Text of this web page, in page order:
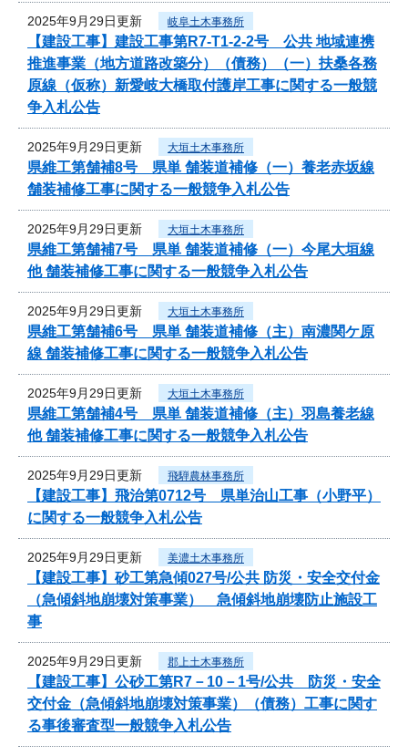
2025年9月29日更新 岐阜土木事務所
【建設工事】建設工事第R7-T1-2-2号 公共 地域連携
推進事業（地方道路改築分）（債務）（一）扶桑各務
原線（仮称）新愛岐大橋取付護岸工事に関する一般競
争入札公告
2025年9月29日更新 大垣土木事務所
県維工第舗補8号 県単 舗装道補修（一）養老赤坂線
舗装補修工事に関する一般競争入札公告
2025年9月29日更新 大垣土木事務所
県維工第舗補7号 県単 舗装道補修（一）今尾大垣線
他 舗装補修工事に関する一般競争入札公告
2025年9月29日更新 大垣土木事務所
県維工第舗補6号 県単 舗装道補修（主）南濃関ケ原
線 舗装補修工事に関する一般競争入札公告
2025年9月29日更新 大垣土木事務所
県維工第舗補4号 県単 舗装道補修（主）羽島養老線
他 舗装補修工事に関する一般競争入札公告
2025年9月29日更新 飛騨農林事務所
【建設工事】飛治第0712号 県単治山工事（小野平）
に関する一般競争入札公告
2025年9月29日更新 美濃土木事務所
【建設工事】砂工第急傾027号/公共 防災・安全交付金
（急傾斜地崩壊対策事業） 急傾斜地崩壊防止施設工
事
2025年9月29日更新 郡上土木事務所
【建設工事】公砂工第R7－10－1号/公共 防災・安全
交付金（急傾斜地崩壊対策事業）（債務）工事に関す
る事後審査型一般競争入札公告